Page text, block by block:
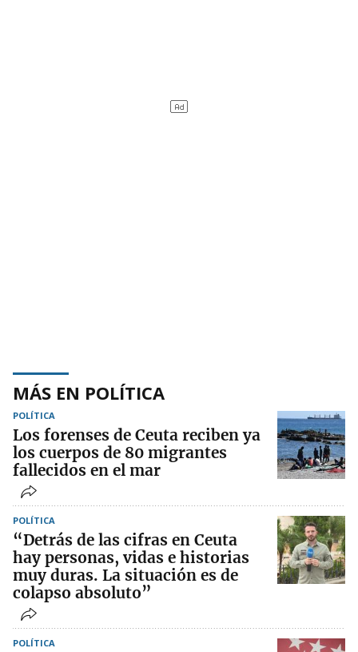
MÁS EN POLÍTICA
POLÍTICA
Los forenses de Ceuta reciben ya
los cuerpos de 80 migrantes
fallecidos en el mar
POLÍTICA
“Detrás de las cifras en Ceuta
hay personas, vidas e historias
muy duras. La situación es de
colapso absoluto”
POLÍTICA